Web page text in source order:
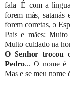
fala. É com a
forem más, satanás
forem corretas, o
Pais e mães:
Muito cuidado na
O Senhor trocou
Pedro... O nome é
Mas e se meu nome